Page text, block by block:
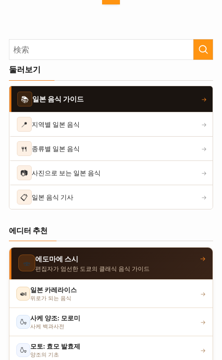
둘러보기
📚 일본 음식 가이드 →
📍 지역별 일본 음식 →
🍴 종류별 일본 음식 →
📷 사진으로 보는 일본 음식 →
📋 일본 음식 기사 →
에디터 추천
🍣 에도마에 스시
편집자가 엄선한 도쿄의 클래식 음식 가이드
→
🍛 일본 카레라이스
위로가 되는 음식
→
🍶 사케 양조: 모로미
사케 백과사전
→
🍶 모토: 효모 발효제
양조의 기초
→